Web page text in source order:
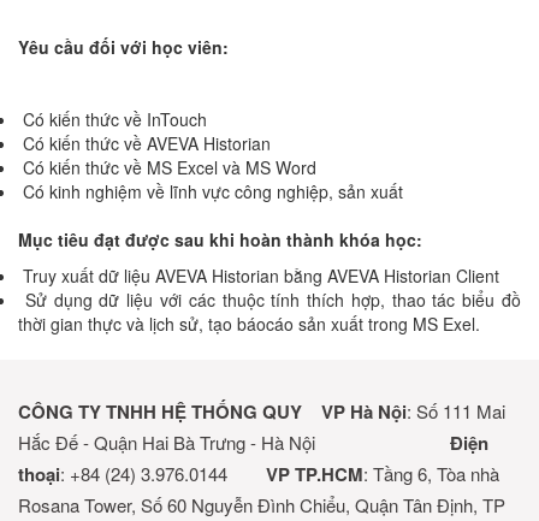
Yêu cầu đối với học viên:
Có kiến thức về InTouch
Có kiến thức về AVEVA Historian
Có kiến thức về MS Excel và MS Word
Có kinh nghiệm về lĩnh vực công nghiệp, sản xuất
Mục tiêu đạt được sau khi hoàn thành khóa học:
Truy xuất dữ liệu AVEVA Historian bằng AVEVA Historian Client
Sử dụng dữ liệu với các thuộc tính thích hợp, thao tác biểu đồ
thời gian thực và lịch sử, tạo báocáo sản xuất trong MS Exel.
CÔNG TY TNHH HỆ THỐNG QUY VP Hà Nội: Số 111 Mai
Hắc Đế - Quận Hai Bà Trưng - Hà Nội Điện
thoại: +84 (24) 3.976.0144 VP TP.HCM: Tầng 6, Tòa nhà
Rosana Tower, Số 60 Nguyễn Đình Chiểu, Quận Tân Định, TP